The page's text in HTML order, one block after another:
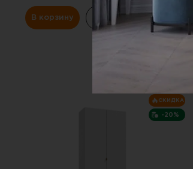
В корзину Купить в один клик
-20%
СКИДКА